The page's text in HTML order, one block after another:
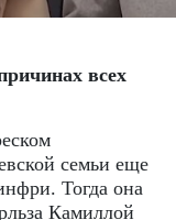
всех
семьи еще
Тогда она
Камиллой